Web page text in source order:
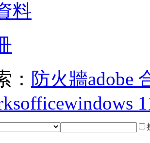
料
： 防火牆adobe
officewindows